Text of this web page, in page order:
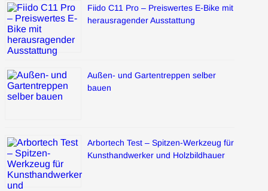
Fiido C11 Pro – Preiswertes E-Bike mit
herausragender Ausstattung
Außen- und Gartentreppen selber
bauen
Arbortech Test – Spitzen-Werkzeug für
Kunsthandwerker und Holzbildhauer